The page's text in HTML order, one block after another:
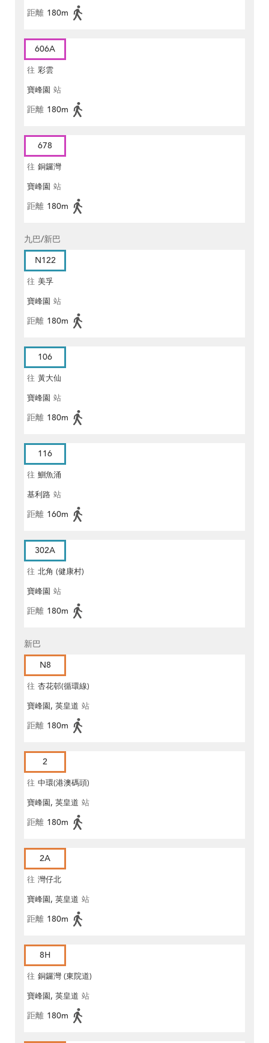
距離 180m
606A
往 彩雲
寶峰園 站
距離 180m
678
往 銅鑼灣
寶峰園 站
距離 180m
九巴/新巴
N122
往 美孚
寶峰園 站
距離 180m
106
往 黃大仙
寶峰園 站
距離 180m
116
往 鰂魚涌
基利路 站
距離 160m
302A
往 北角 (健康村)
寶峰園 站
距離 180m
新巴
N8
往 杏花邨(循環線)
寶峰園, 英皇道 站
距離 180m
2
往 中環(港澳碼頭)
寶峰園, 英皇道 站
距離 180m
2A
往 灣仔北
寶峰園, 英皇道 站
距離 180m
8H
往 銅鑼灣 (東院道)
寶峰園, 英皇道 站
距離 180m